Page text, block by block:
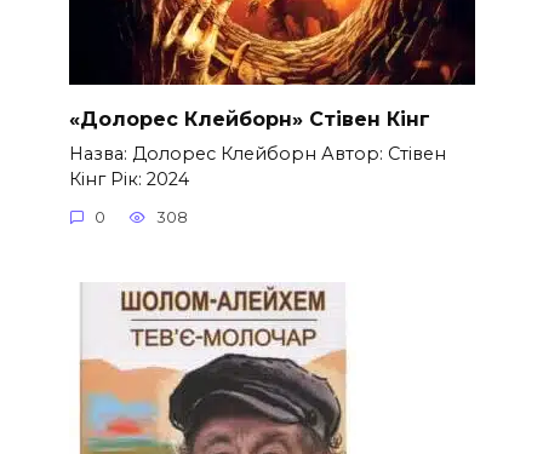
«Долорес Клейборн» Стівен Кінг
Назва: Долорес Клейборн Автор: Стівен
Кінг Рік: 2024
0 308